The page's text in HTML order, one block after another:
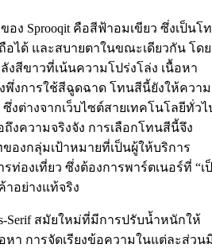
อง Sprooqit คือสีฟ้าอมเขียว ซึ่งเป็นโ
ได้ และสบายตาในขณะเดียวกัน โดย
สีขาวที่เน้นความโปร่งโล่ง เนื้อหา
พึ่งการใช้สีฉูดฉาด โทนสีนี้ยังให้ความ
ซึ่งต่างจากเว็บไซต์สายเทคโนโลยีทั่วไ
งความจริงจัง การเลือกโทนสีนี้จึง
องกลุ่มเป้าหมายที่เป็นผู้ให้บริการ
ท่องเที่ยว ซึ่งต้องการพาร์ตเนอร์ที่ “เ
าอย่างแท้จริง
Serif สมัยใหม่ที่มีการปรับน้ำหนักให้
หา การจัดเรียงข้อความในแต่ละส่วน